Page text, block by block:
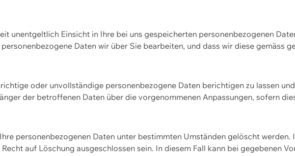
unentgeltlich Einsicht in Ihre bei uns gespeicherten personenbezogenen
Daten wir über Sie bearbeiten, und dass wir diese gemäss
oder unvollständige personenbezogene Daten berichtigen zu lassen
der betroffenen Daten über die vorgenommenen Anpassungen, sofern
personenbezogenen Daten unter bestimmten Umständen gelöscht werden.
auf Löschung ausgeschlossen sein. In diesem Fall kann bei gegebenen